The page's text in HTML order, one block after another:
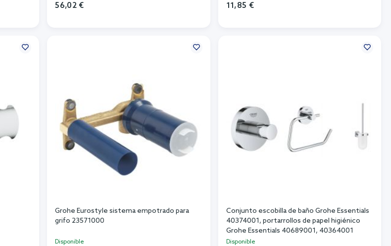
56,02 € 11,85 €
Grohe Eurostyle sistema empotrado para
grifo 23571000
Disponible
Conjunto escobilla de baño Grohe Essentials
40374001, portarrollos de papel higiénico
Grohe Essentials 40689001, 40364001
Disponible